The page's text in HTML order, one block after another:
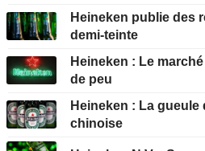
Heineken publie des
demi-teinte
Heineken : Le
de peu
Heineken : La gueule
chinoise